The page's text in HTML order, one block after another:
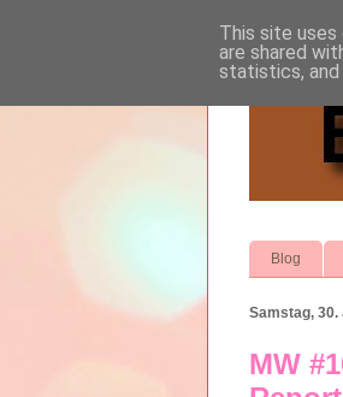
Blog
Samstag, 30.
MW
This site
are shared
statistics,